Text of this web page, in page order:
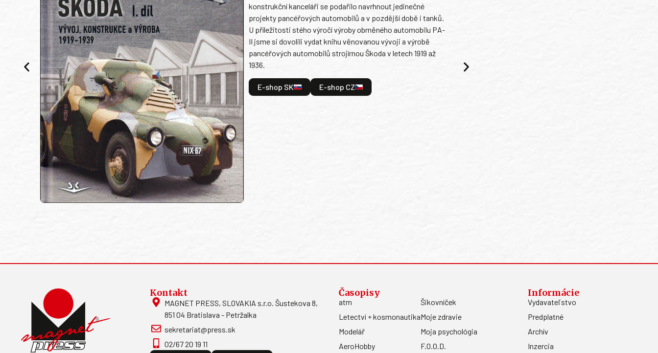
konstrukční kanceláři se podařilo navrhnout jedinečné
projekty pancéřových automobilů a v pozdější době i tanků.
U příležitosti stého výročí výroby obrněného automobilu PA-
II jsme si dovolili vydat knihu věnovanou vývoji a výrobě
pancéřových automobilů strojírnou Škoda v letech 1919 až
1936.
E-shop SK E-shop CZ
Kontakt
MAGNET PRESS, SLOVAKIA s.r.o. Šustekova 8,
851 04 Bratislava - Petržalka
sekretariat@press.sk
02/67 20 19 11
Časopisy
atm
Letectví + kosmonautika
Modelář
AeroHobby
Šikovníček
Moje zdravie
Moja psychológia
F.O.O.D.
Informácie
Vydavateľstvo
Predplatné
Archív
Inzercia